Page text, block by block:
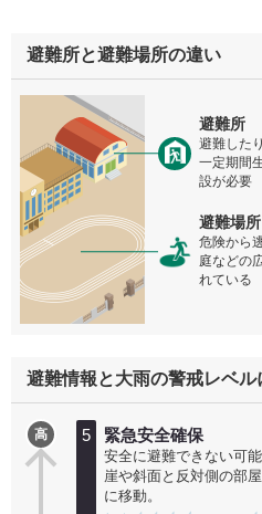
避難所と避難場所の違い
避難所
避難した
一定期間
設が必要
避難場所
危険から
庭などの
れている
避難情報と大雨の警戒レベル
高 5 緊急安全確保
安全に避難できない可
崖や斜面と反対側の部
に移動。